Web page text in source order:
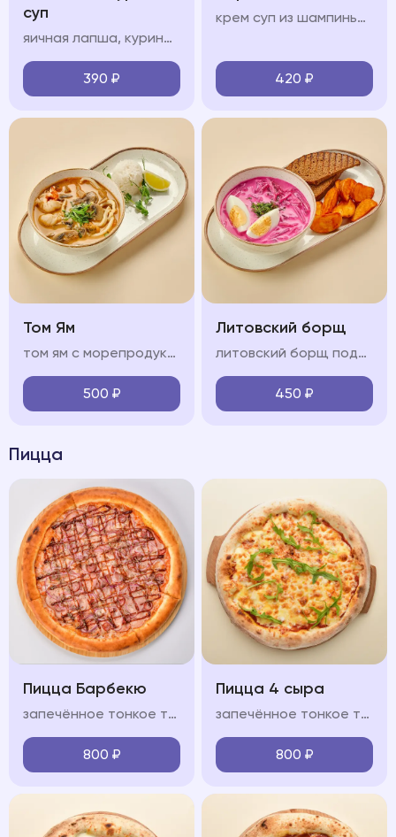
суп
яичная лапша, куриный бульон, филе цыпленка, куриное яйцо, зелень
390 ₽
крем суп из шампиньонов, сливки, чеснок, ухарики
420 ₽
Том Ям
том ям с морепродуктами на кокосовом молоке с кальмарами, креветкой, мидиями, грибами шиитаке и шампиньонами, подается с рисом
500 ₽
Литовский борщ
литовский борщ подается картофелем спайс и черным хлебом
450 ₽
Пицца
Пицца Барбекю
запечённое тонкое тесто, свиной окорок, охотничьи колбасками, бекон, лук красный, фирменный соус "BBQ", моцарелла, красный соус
800 ₽
Пицца 4 сыра
запечённое тонкое тесто, сыр моцарелла, пармезан, горгонзола, доблю, фирменный соус, оливковое масло
800 ₽